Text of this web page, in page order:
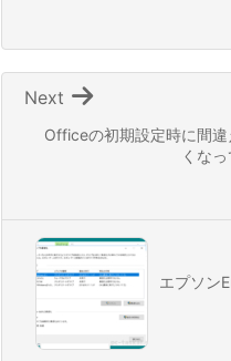
Officeの初期設定時に間
くな
Next
エプソン